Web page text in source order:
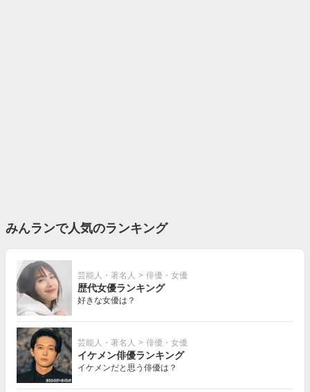
みんランで人気のランキング
芸能人・著名人 > 俳優・女優
歴代女優ランキング
好きな女優は？
芸能人・著名人 > 俳優・女優
イケメン俳優ランキング
イケメンだと思う俳優は？